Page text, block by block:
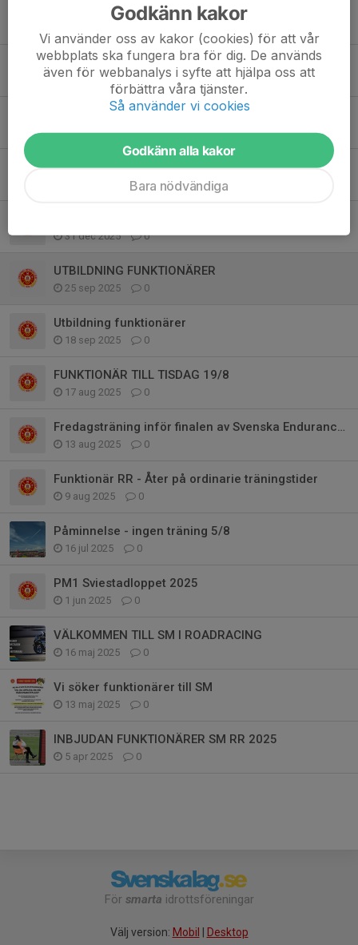
Tidigare nyheter
Uppstart för funktionärer och TL
6 apr, 16:52 0
HLR-kurs för funktionärer
28 mar, 23:12 0
UTBILDNING TILL TRÄNINGSLEDARE
0
31 dec 2025 0
UTBILDNING FUNKTIONÄRER
25 sep 2025 0
Utbildning funktionärer
18 sep 2025 0
FUNKTIONÄR TILL TISDAG 19/8
17 aug 2025 0
Fredagsträning inför finalen av Svenska Endurance Cupen
13 aug 2025 0
Funktionär RR - Åter på ordinarie träningstider
9 aug 2025 0
Påminnelse - ingen träning 5/8
16 jul 2025 0
PM1 Sviestadloppet 2025
1 jun 2025 0
VÄLKOMMEN TILL SM I ROADRACING
16 maj 2025 0
Vi söker funktionärer till SM
13 maj 2025 0
INBJUDAN FUNKTIONÄRER SM RR 2025
5 apr 2025 0
För smarta idrottsföreningar
Välj version: Mobil | Desktop
Godkänn kakor
Vi använder oss av kakor (cookies) för att vår
webbplats ska fungera bra för dig. De används
även för webbanalys i syfte att hjälpa oss att
förbättra våra tjänster.
Så använder vi cookies
Godkänn alla kakor
Bara nödvändiga